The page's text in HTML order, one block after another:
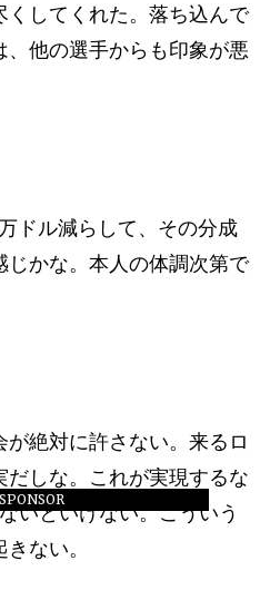
SPONSOR
してくれた。落ち込んで
、他の選手からも印象が悪
ドル減らして、その分成
かな。本人の体調次第で
が絶対に許さない。来るロ
だしな。これが実現するな
いといけない。こういう
ない。